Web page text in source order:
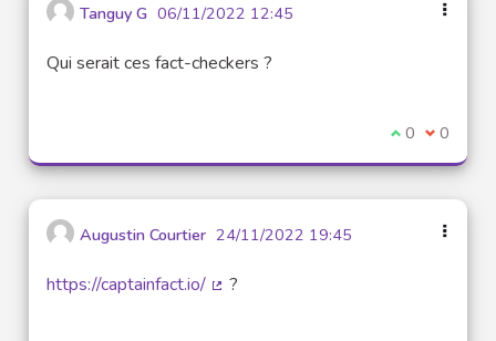
Tanguy G 06/11/2022 12:45
Qui serait ces fact-checkers ?
Je suis
0 Je ne
0
Augustin Courtier 24/11/2022 19:45
https://captainfact.io/ ?